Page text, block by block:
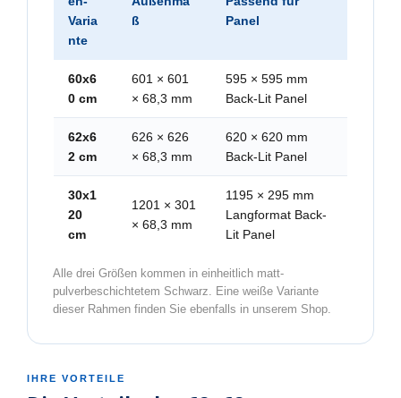
Varia
nte
ß
Panel
60x6
0 cm
601 × 601
× 68,3 mm
595 × 595 mm
Back-Lit Panel
62x6
2 cm
626 × 626
× 68,3 mm
620 × 620 mm
Back-Lit Panel
30x1
20
cm
1201 × 301
× 68,3 mm
1195 × 295 mm
Langformat Back-
Lit Panel
Alle drei Größen kommen in einheitlich matt-
pulverbeschichtetem Schwarz. Eine weiße Variante
dieser Rahmen finden Sie ebenfalls in unserem Shop.
IHRE VORTEILE